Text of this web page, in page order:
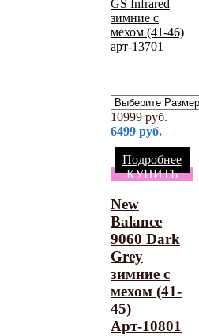
10999 руб.
6499 руб.
Подробнее
КУПИТЬ
New
Balance
9060 Dark
Grey
зимние с
мехом (41-
45)
Арт-10801